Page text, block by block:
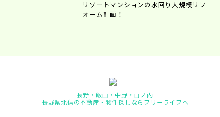
リゾートマンションの水回り大規模リフ
ォーム計画！
長野・飯山・中野・山ノ内
長野県北信の不動産・物件探しならフリーライフへ